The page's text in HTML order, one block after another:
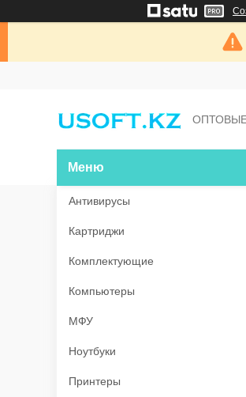
Антивирусы
Картриджи
Комплектующие
Компьютеры
МФУ
Ноутбуки
Принтеры